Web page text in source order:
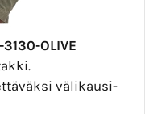
OLIVE
välikausi-